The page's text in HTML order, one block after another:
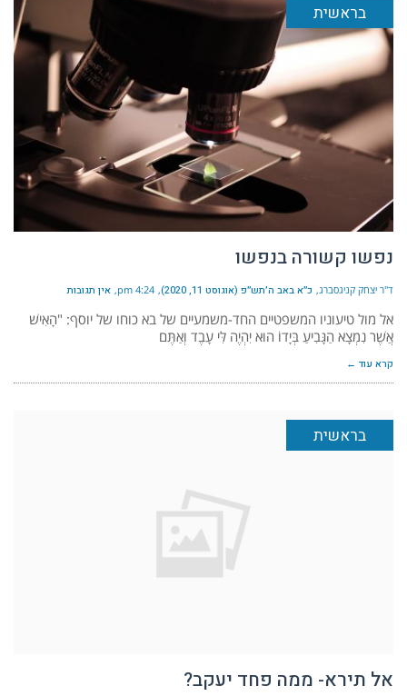
בראשית
נפשו קשורה בנפשו
ד"ר יצחק קניגסברג כ״א באב ה׳תש״פ (אוגוסט 11, 2020) 4:24 pm אין תגובות
אל מול טיעוניו המשפטיים החד-משמעיים של בא כוחו של יוסף: "הָאִישׁ
אֲשֶׁר נִמְצָא הַגָּבִיעַ בְּיָדוֹ הוּא יִהְיֶה לִּי עָבֶד וְאַתֶּם
קרא עוד ←
בראשית
אל תירא- ממה פחד יעקב?